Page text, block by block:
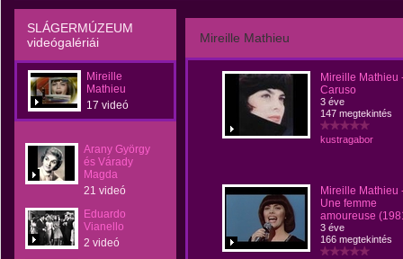
SLÁGERMÚZEUM
videógalériái
Mireille
Mathieu
17 videó
Arany György
és Várady
Magda
21 videó
Eduardo
Vianello
2 videó
Mireille Mathieu
Mireille Mathieu
Caruso
3 éve
147 megtekintés
kustragabor
Mireille Mathieu
Une femme
amoureuse
3 éve
166 megtekintés